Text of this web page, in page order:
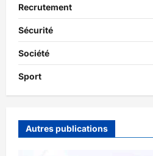
Recrutement
Sécurité
Société
Sport
Autres publications